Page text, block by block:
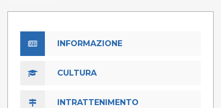
INFORMAZIONE
CULTURA
INTRATTENIMENTO